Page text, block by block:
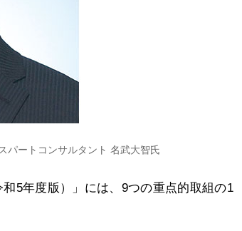
パートコンサルタント 名武大智氏
5年度版）」には、9つの重点的取組の1